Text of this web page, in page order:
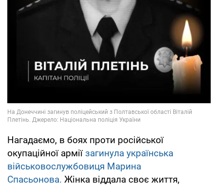
Нагадаємо, в боях проти російської
окупаційної арміїзагинула українська
військовослужбовиця Марина
Спасьонова. Жінка віддала своє життя,